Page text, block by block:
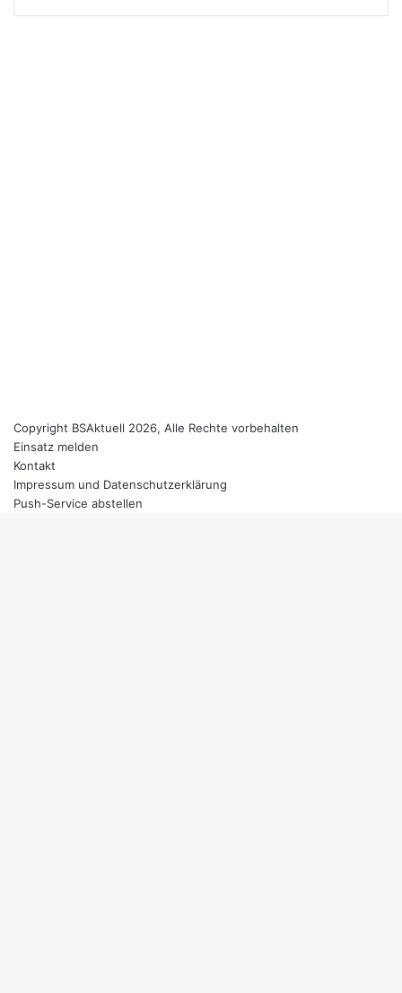
Copyright BSAktuell 2026, Alle Rechte vorbehalten
Einsatz melden
Kontakt
Impressum und Datenschutzerklärung
Push-Service abstellen